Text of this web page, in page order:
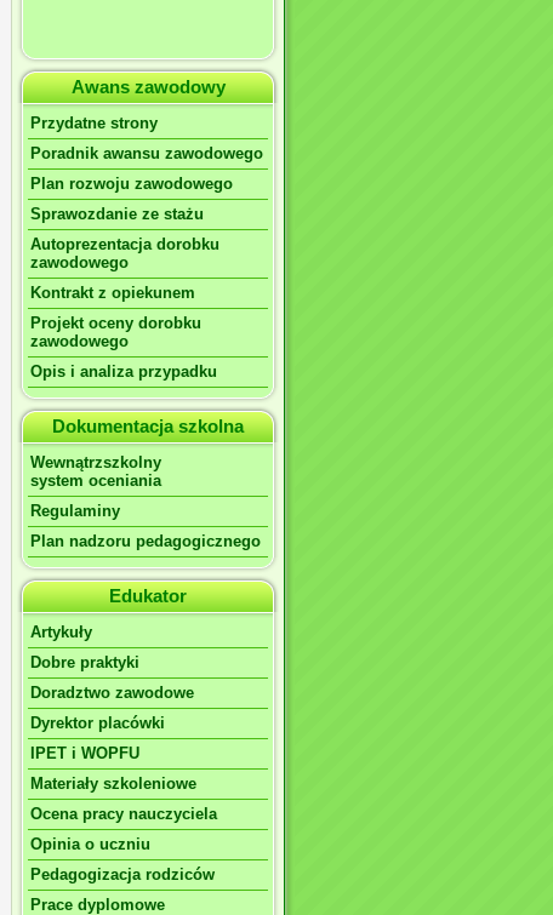
Awans zawodowy
Przydatne strony
Poradnik awansu zawodowego
Plan rozwoju zawodowego
Sprawozdanie ze stażu
Autoprezentacja dorobku
zawodowego
Kontrakt z opiekunem
Projekt oceny dorobku
zawodowego
Opis i analiza przypadku
Dokumentacja szkolna
Wewnątrzszkolny
system oceniania
Regulaminy
Plan nadzoru pedagogicznego
Edukator
Artykuły
Dobre praktyki
Doradztwo zawodowe
Dyrektor placówki
IPET i WOPFU
Materiały szkoleniowe
Ocena pracy nauczyciela
Opinia o uczniu
Pedagogizacja rodziców
Prace dyplomowe